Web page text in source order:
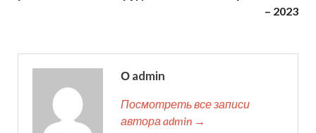
– 2023
О admin
Посмотреть все записи
автора admin →